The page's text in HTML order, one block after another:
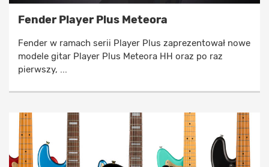
Fender Player Plus Meteora
Fender w ramach serii Player Plus zaprezentował nowe
modele gitar Player Plus Meteora HH oraz po raz
pierwszy, ...